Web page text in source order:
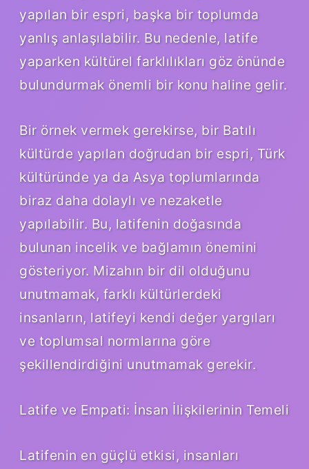
yapılan bir espri, başka bir toplumda
yanlış anlaşılabilir. Bu nedenle, latife
yaparken kültürel farklılıkları göz önünde
bulundurmak önemli bir konu haline gelir.
Bir örnek vermek gerekirse, bir Batılı
kültürde yapılan doğrudan bir espri, Türk
kültüründe ya da Asya toplumlarında
biraz daha dolaylı ve nezaketle
yapılabilir. Bu, latifenin doğasında
bulunan incelik ve bağlamın önemini
gösteriyor. Mizahın bir dil olduğunu
unutmamak, farklı kültürlerdeki
insanların, latifeyi kendi değer yargıları
ve toplumsal normlarına göre
şekillendirdiğini unutmamak gerekir.
Latife ve Empati: İnsan İlişkilerinin Temeli
Latifenin en güçlü etkisi, insanları